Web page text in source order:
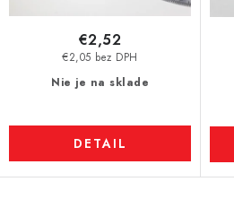
Nie je na sklade
€2,05 bez DPH
€2,52
DETAIL